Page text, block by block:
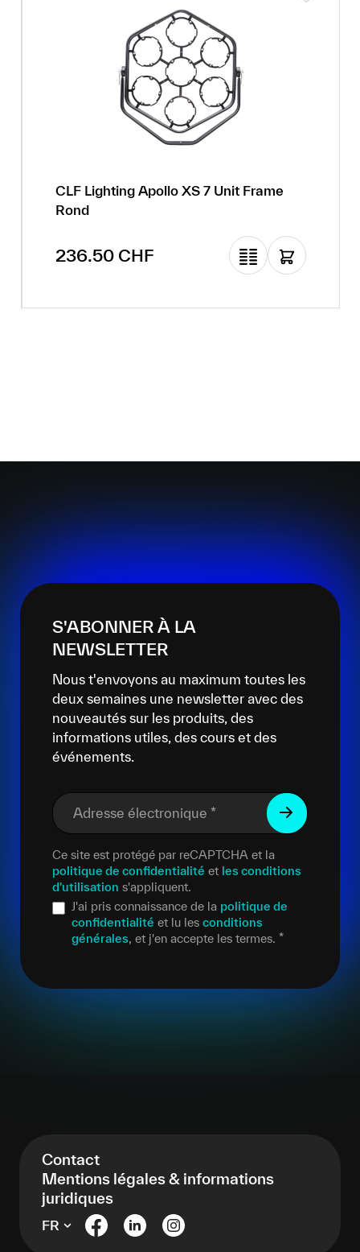
CLF Lighting Apollo XS 7 Unit Frame
Rond
Prix régulier :
236.50 CHF
S'ABONNER À LA
NEWSLETTER
Nous t'envoyons au maximum toutes les
deux semaines une newsletter avec des
nouveautés sur les produits, des
informations utiles, des cours et des
événements.
Adresse électronique *
Ce site est protégé par reCAPTCHA et la
politique de confidentialité et les conditions
d'utilisation s'appliquent.
J'ai pris connaissance de la politique de
confidentialité et lu les conditions
générales, et j'en accepte les termes. *
Contact
Mentions légales & informations
juridiques
FR